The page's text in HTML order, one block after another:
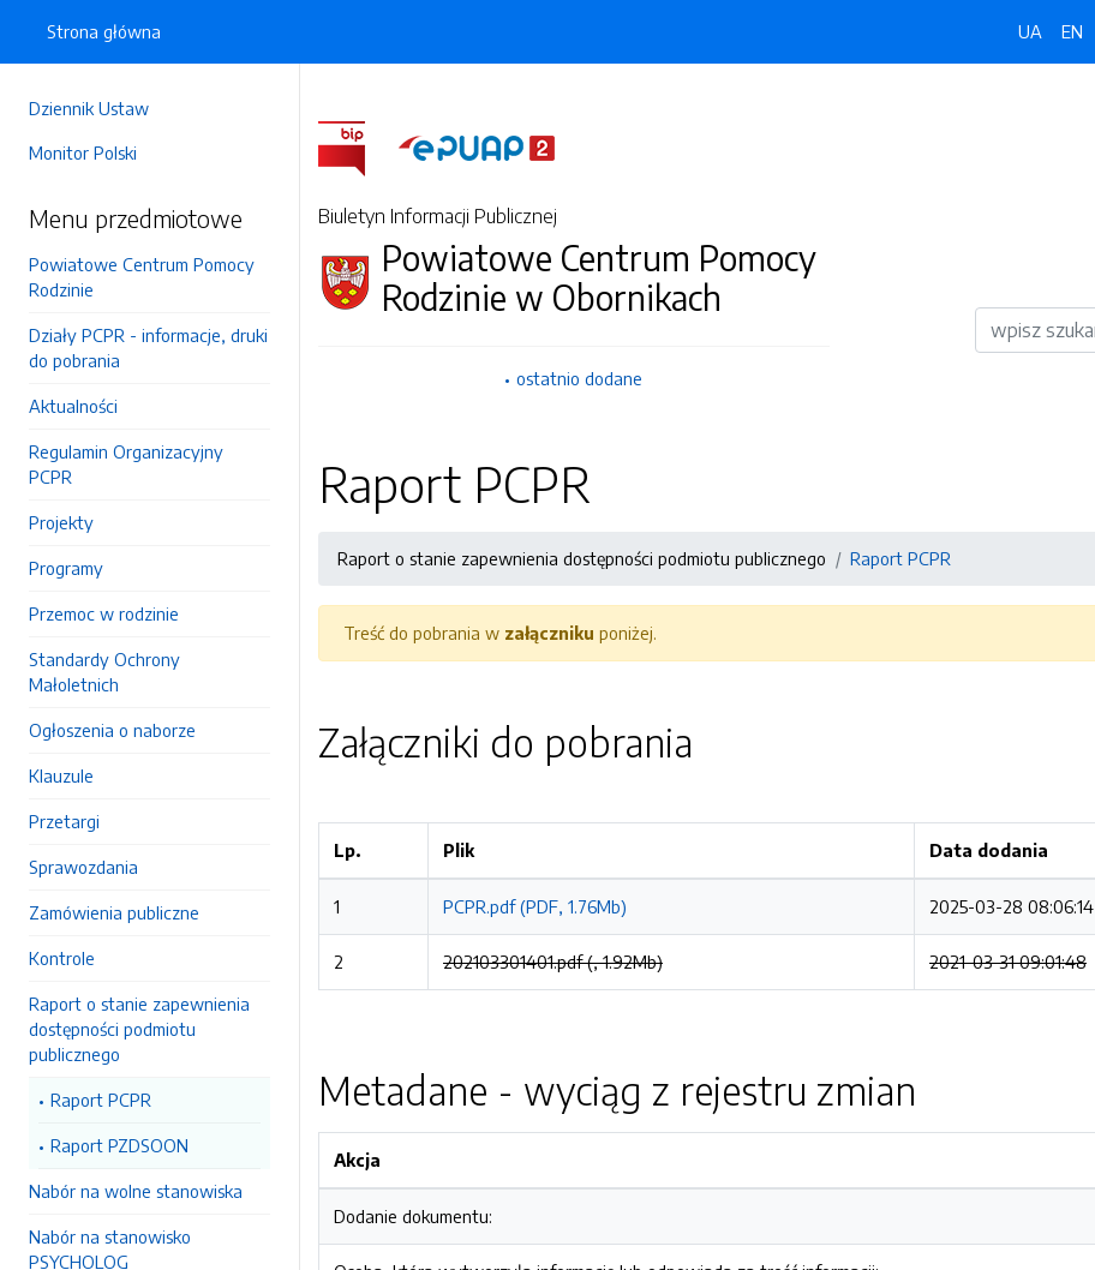
Dziennik Ustaw
Monitor Polski
Menu przedmiotowe
Powiatowe Centrum Pomocy
Rodzinie
Działy PCPR - informacje, druki
do pobrania
Aktualności
Regulamin Organizacyjny
PCPR
Projekty
Programy
Przemoc w rodzinie
Standardy Ochrony
Małoletnich
Ogłoszenia o naborze
Klauzule
Przetargi
Sprawozdania
Zamówienia publiczne
Kontrole
Raport o stanie zapewnienia
dostępności podmiotu
publicznego
Raport PCPR
Raport PZDSOON
Nabór na wolne stanowiska
Nabór na stanowisko
PSYCHOLOG
Strona główna UA EN
Biuletyn Informacji Publicznej
Powiatowe Centrum Pomocy
Rodzinie w Obornikach
ostatnio dodane
Wyszukiwarka
Raport PCPR
Raport o stanie zapewnienia dostępności podmiotu publicznego Raport PCPR
Treść do pobrania w załączniku poniżej.
Załączniki do pobrania
Lp. Plik Data dodania
1 PCPR.pdf (PDF, 1.76Mb) 2025-03-28 08:06:14
2 202103301401.pdf (, 1.92Mb) 2021-03-31 09:01:48
Metadane - wyciąg z rejestru zmian
Akcja
Dodanie dokumentu: